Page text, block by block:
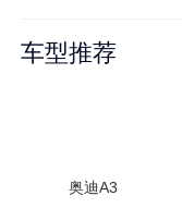
车型推荐
奥迪A3